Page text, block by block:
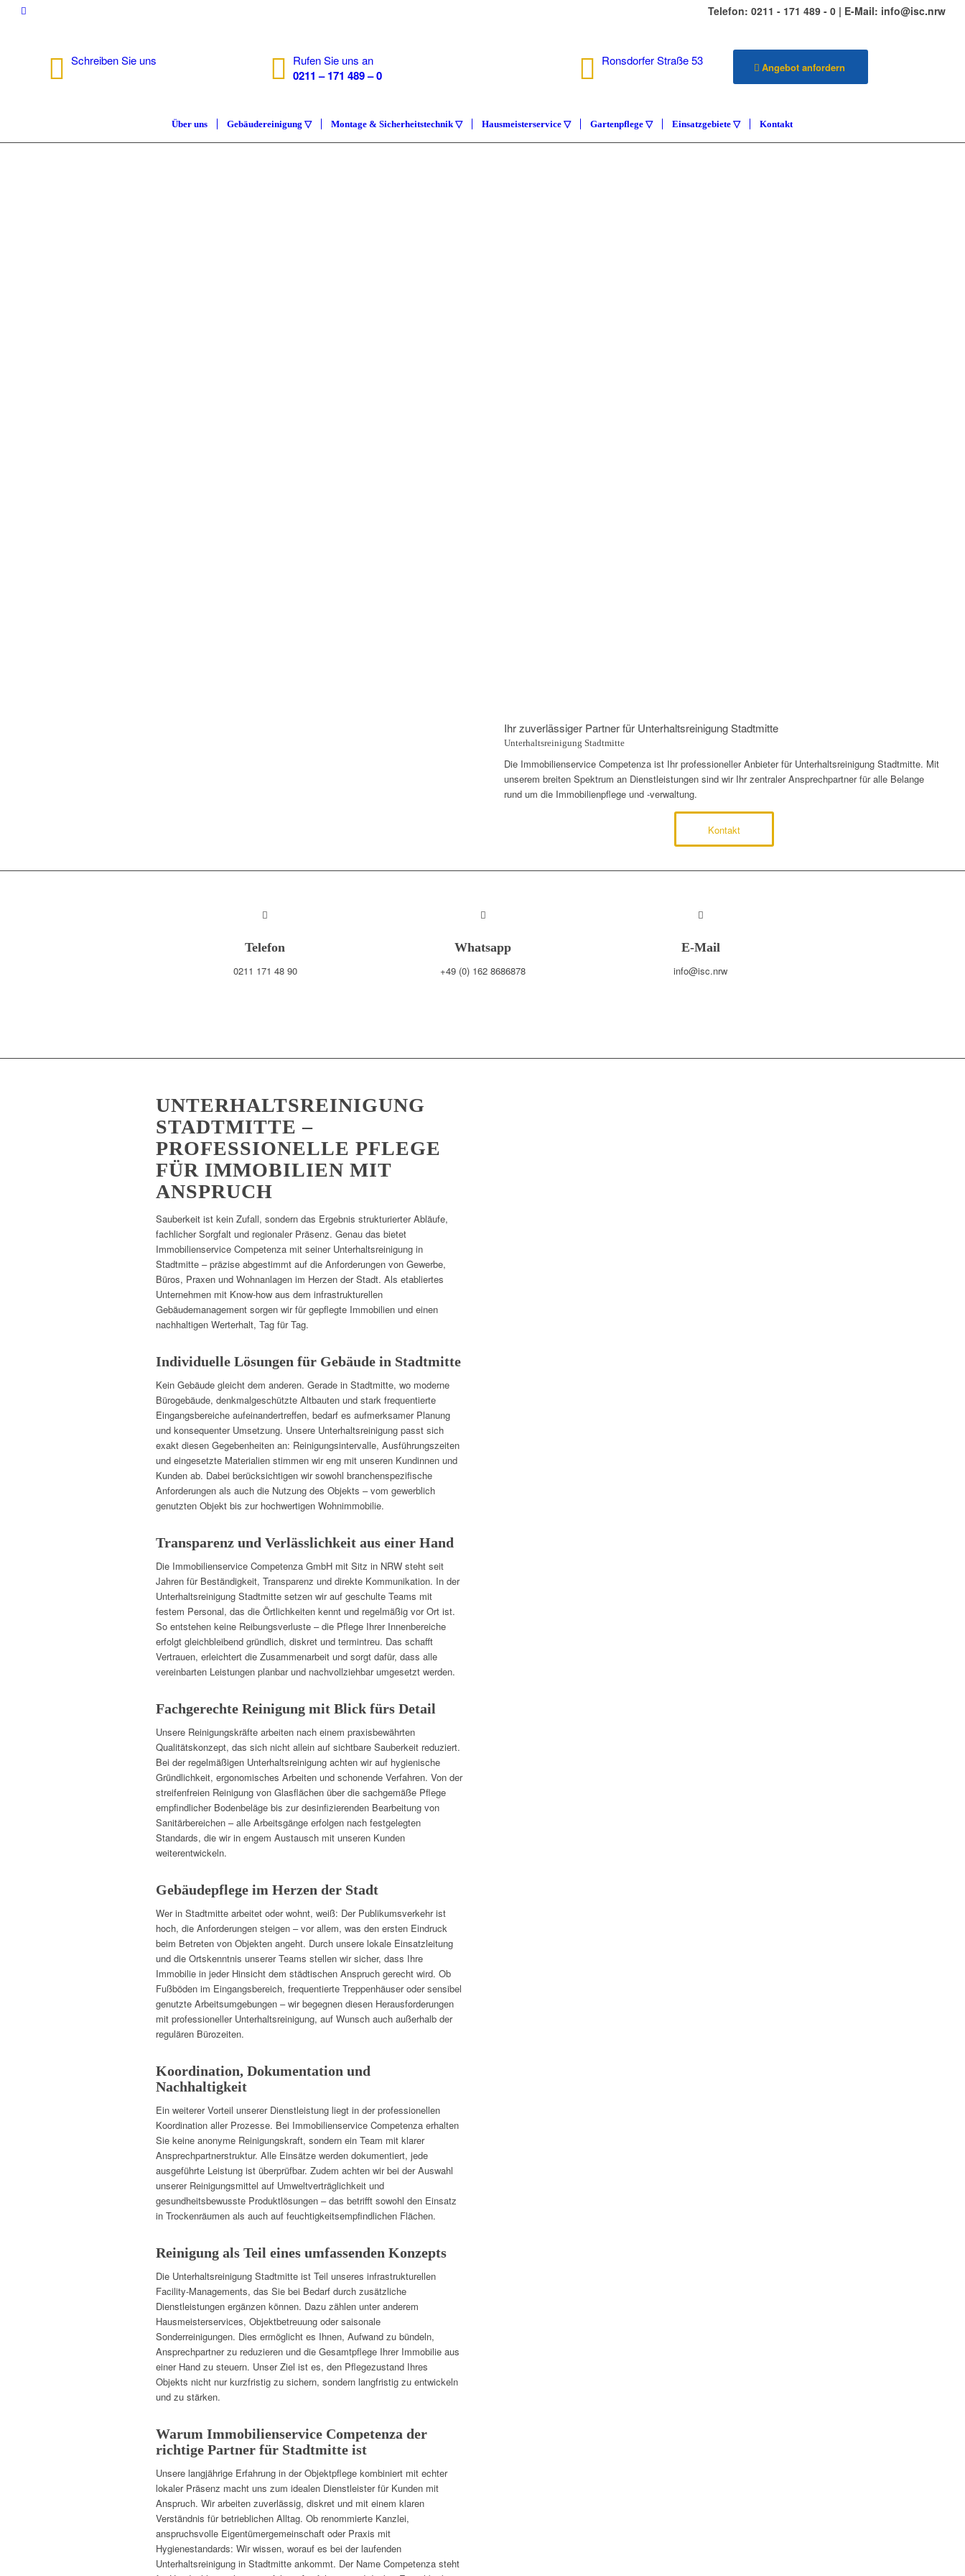
Telefon: 0211 - 171 489 - 0 | E-Mail: info@isc.nrw
Schreiben Sie uns Rufen Sie uns an
0211 – 171 489 – 0
Angebot anfordern
Ronsdorfer Straße 53
Über uns Gebäudereinigung ▽ Montage & Sicherheitstechnik ▽ Hausmeisterservice ▽ Gartenpflege ▽ Einsatzgebiete ▽ Kontakt
Ihr zuverlässiger Partner für Unterhaltsreinigung Stadtmitte
Unterhaltsreinigung Stadtmitte
Die Immobilienservice Competenza ist Ihr professioneller Anbieter für Unterhaltsreinigung Stadtmitte. Mit
unserem breiten Spektrum an Dienstleistungen sind wir Ihr zentraler Ansprechpartner für alle Belange
rund um die Immobilienpflege und -verwaltung.
Kontakt
Telefon
0211 171 48 90
Whatsapp
+49 (0) 162 8686878
E-Mail
info@isc.nrw
UNTERHALTSREINIGUNG
STADTMITTE –
PROFESSIONELLE PFLEGE
FÜR IMMOBILIEN MIT
ANSPRUCH
Sauberkeit ist kein Zufall, sondern das Ergebnis strukturierter Abläufe,
fachlicher Sorgfalt und regionaler Präsenz. Genau das bietet
Immobilienservice Competenza mit seiner Unterhaltsreinigung in
Stadtmitte – präzise abgestimmt auf die Anforderungen von Gewerbe,
Büros, Praxen und Wohnanlagen im Herzen der Stadt. Als etabliertes
Unternehmen mit Know-how aus dem infrastrukturellen
Gebäudemanagement sorgen wir für gepflegte Immobilien und einen
nachhaltigen Werterhalt, Tag für Tag.
Individuelle Lösungen für Gebäude in Stadtmitte
Kein Gebäude gleicht dem anderen. Gerade in Stadtmitte, wo moderne
Bürogebäude, denkmalgeschützte Altbauten und stark frequentierte
Eingangsbereiche aufeinandertreffen, bedarf es aufmerksamer Planung
und konsequenter Umsetzung. Unsere Unterhaltsreinigung passt sich
exakt diesen Gegebenheiten an: Reinigungsintervalle, Ausführungszeiten
und eingesetzte Materialien stimmen wir eng mit unseren Kundinnen und
Kunden ab. Dabei berücksichtigen wir sowohl branchenspezifische
Anforderungen als auch die Nutzung des Objekts – vom gewerblich
genutzten Objekt bis zur hochwertigen Wohnimmobilie.
Transparenz und Verlässlichkeit aus einer Hand
Die Immobilienservice Competenza GmbH mit Sitz in NRW steht seit
Jahren für Beständigkeit, Transparenz und direkte Kommunikation. In der
Unterhaltsreinigung Stadtmitte setzen wir auf geschulte Teams mit
festem Personal, das die Örtlichkeiten kennt und regelmäßig vor Ort ist.
So entstehen keine Reibungsverluste – die Pflege Ihrer Innenbereiche
erfolgt gleichbleibend gründlich, diskret und termintreu. Das schafft
Vertrauen, erleichtert die Zusammenarbeit und sorgt dafür, dass alle
vereinbarten Leistungen planbar und nachvollziehbar umgesetzt werden.
Fachgerechte Reinigung mit Blick fürs Detail
Unsere Reinigungskräfte arbeiten nach einem praxisbewährten
Qualitätskonzept, das sich nicht allein auf sichtbare Sauberkeit reduziert.
Bei der regelmäßigen Unterhaltsreinigung achten wir auf hygienische
Gründlichkeit, ergonomisches Arbeiten und schonende Verfahren. Von der
streifenfreien Reinigung von Glasflächen über die sachgemäße Pflege
empfindlicher Bodenbeläge bis zur desinfizierenden Bearbeitung von
Sanitärbereichen – alle Arbeitsgänge erfolgen nach festgelegten
Standards, die wir in engem Austausch mit unseren Kunden
weiterentwickeln.
Gebäudepflege im Herzen der Stadt
Wer in Stadtmitte arbeitet oder wohnt, weiß: Der Publikumsverkehr ist
hoch, die Anforderungen steigen – vor allem, was den ersten Eindruck
beim Betreten von Objekten angeht. Durch unsere lokale Einsatzleitung
und die Ortskenntnis unserer Teams stellen wir sicher, dass Ihre
Immobilie in jeder Hinsicht dem städtischen Anspruch gerecht wird. Ob
Fußböden im Eingangsbereich, frequentierte Treppenhäuser oder sensibel
genutzte Arbeitsumgebungen – wir begegnen diesen Herausforderungen
mit professioneller Unterhaltsreinigung, auf Wunsch auch außerhalb der
regulären Bürozeiten.
Koordination, Dokumentation und
Nachhaltigkeit
Ein weiterer Vorteil unserer Dienstleistung liegt in der professionellen
Koordination aller Prozesse. Bei Immobilienservice Competenza erhalten
Sie keine anonyme Reinigungskraft, sondern ein Team mit klarer
Ansprechpartnerstruktur. Alle Einsätze werden dokumentiert, jede
ausgeführte Leistung ist überprüfbar. Zudem achten wir bei der Auswahl
unserer Reinigungsmittel auf Umweltverträglichkeit und
gesundheitsbewusste Produktlösungen – das betrifft sowohl den Einsatz
in Trockenräumen als auch auf feuchtigkeitsempfindlichen Flächen.
Reinigung als Teil eines umfassenden Konzepts
Die Unterhaltsreinigung Stadtmitte ist Teil unseres infrastrukturellen
Facility-Managements, das Sie bei Bedarf durch zusätzliche
Dienstleistungen ergänzen können. Dazu zählen unter anderem
Hausmeisterservices, Objektbetreuung oder saisonale
Sonderreinigungen. Dies ermöglicht es Ihnen, Aufwand zu bündeln,
Ansprechpartner zu reduzieren und die Gesamtpflege Ihrer Immobilie aus
einer Hand zu steuern. Unser Ziel ist es, den Pflegezustand Ihres
Objekts nicht nur kurzfristig zu sichern, sondern langfristig zu entwickeln
und zu stärken.
Warum Immobilienservice Competenza der
richtige Partner für Stadtmitte ist
Unsere langjährige Erfahrung in der Objektpflege kombiniert mit echter
lokaler Präsenz macht uns zum idealen Dienstleister für Kunden mit
Anspruch. Wir arbeiten zuverlässig, diskret und mit einem klaren
Verständnis für betrieblichen Alltag. Ob renommierte Kanzlei,
anspruchsvolle Eigentümergemeinschaft oder Praxis mit
Hygienestandards: Wir wissen, worauf es bei der laufenden
Unterhaltsreinigung in Stadtmitte ankommt. Der Name Competenza steht